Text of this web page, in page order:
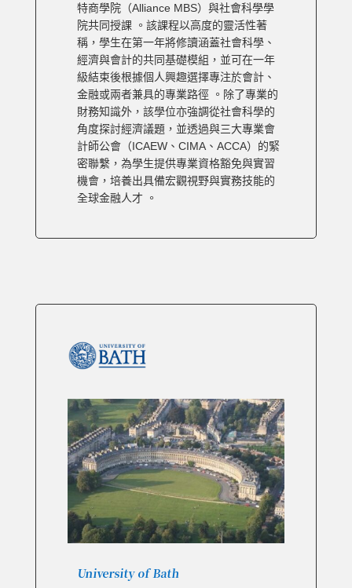
特商學院（Alliance MBS）與社會科學學
院共同授課 。該課程以高度的靈活性著
稱，學生在第一年將修讀涵蓋社會科學、
經濟與會計的共同基礎模組，並可在一年
級結束後根據個人興趣選擇專注於會計、
金融或兩者兼具的專業路徑 。除了專業的
財務知識外，該學位亦強調從社會科學的
角度探討經濟議題，並透過與三大專業會
計師公會（ICAEW、CIMA、ACCA）的緊
密聯繫，為學生提供專業資格豁免與實習
機會，培養出具備宏觀視野與實務技能的
全球金融人才 。
University of Bath